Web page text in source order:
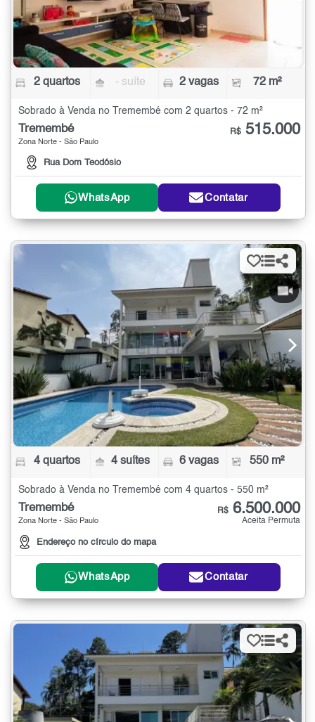
2 quartos - suíte 2 vagas 72 m²
Sobrado à Venda no Tremembé com 2 quartos - 72 m²
Tremembé
Zona Norte - São Paulo
Rua Dom Teodósio
R$ 515.000
WhatsApp Contatar
4 quartos 4 suítes 6 vagas 550 m²
Sobrado à Venda no Tremembé com 4 quartos - 550 m²
Tremembé
Zona Norte - São Paulo
Endereço no círculo do mapa
R$ 6.500.000
Aceita Permuta
WhatsApp Contatar